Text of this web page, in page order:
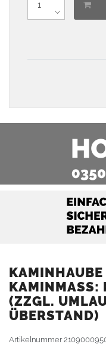
KAMINMASS:
ZZGL.
BERSTAND)
Artikelnummer